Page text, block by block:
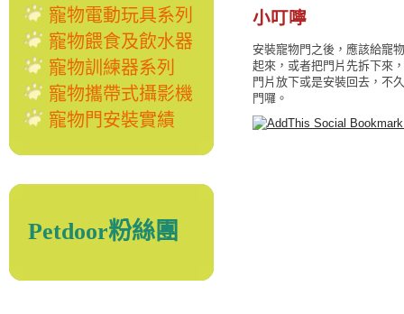
寵物電動玩具系列
寵物餵食及飲水器
寵物訓練器系列
寵物攜帶式攝影機
寵物門安裝實績
Petdoor粉絲團
小叮嚀
安裝寵物門之後，應該給寵
起來，或者把門片先拆下來
門片放下或是安裝回去，不
門囉。